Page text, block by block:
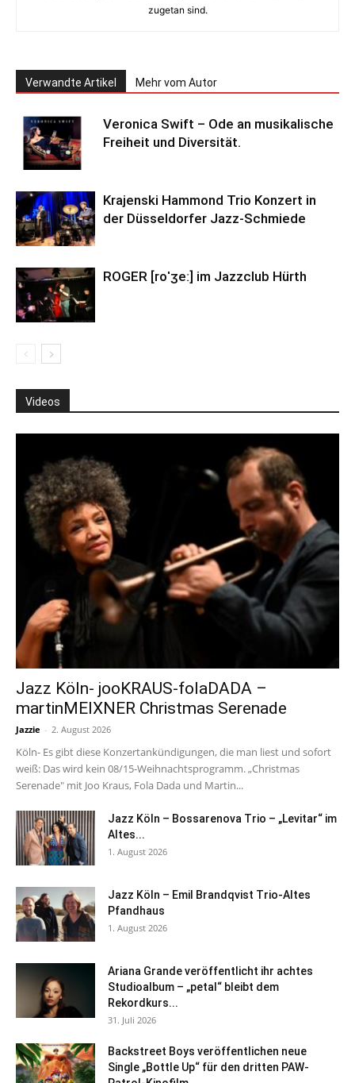
zugetan sind.
Verwandte Artikel Mehr vom Autor
Veronica Swift – Ode an musikalische
Freiheit und Diversität.
Krajenski Hammond Trio Konzert in
der Düsseldorfer Jazz-Schmiede
ROGER [roˈʒeː] im Jazzclub Hürth
Videos
Jazz Köln- jooKRAUS-folaDADA –
martinMEIXNER Christmas Serenade
Jazzie - 2. August 2026
Köln- Es gibt diese Konzertankündigungen, die man liest und sofort
weiß: Das wird kein 08/15-Weihnachtsprogramm. „Christmas
Serenade" mit Joo Kraus, Fola Dada und Martin...
Jazz Köln – Bossarenova Trio – „Levitar“ im
Altes...
1. August 2026
Jazz Köln – Emil Brandqvist Trio-Altes
Pfandhaus
1. August 2026
Ariana Grande veröffentlicht ihr achtes
Studioalbum – „petal“ bleibt dem
Rekordkurs...
31. Juli 2026
Backstreet Boys veröffentlichen neue
Single „Bottle Up“ für den dritten PAW-